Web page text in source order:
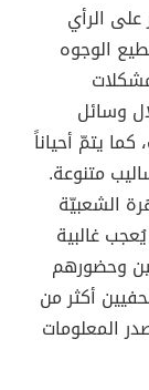
الرأي
الوجوه
وسائل
كما يتمّ أحياناً
متنوعة.
الشعبيّة
غالبية
وحضورهم
أكثر من
المعلومات